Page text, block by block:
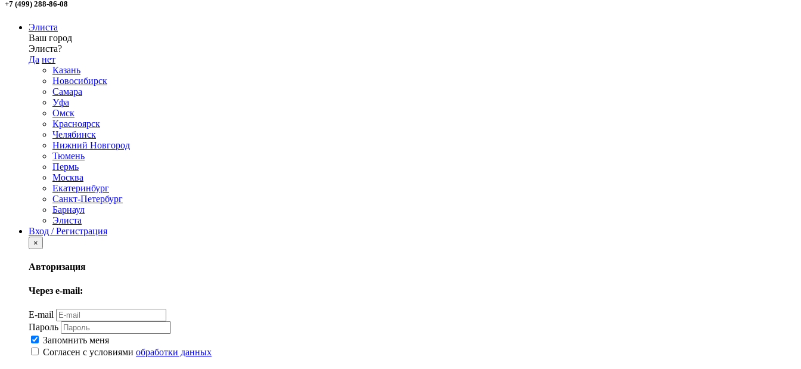
+7 (499) 288-86-08
Элиста
Ваш город
Элиста?
Да нет
Казань
Новосибирск
Самара
Уфа
Омск
Красноярск
Челябинск
Нижний Новгород
Тюмень
Пермь
Москва
Екатеринбург
Санкт-Петербург
Барнаул
Элиста
Вход / Регистрация
×
Авторизация
Через e-mail:
E-mail
Пароль
Запомнить меня
Согласен с условиями обработки данных